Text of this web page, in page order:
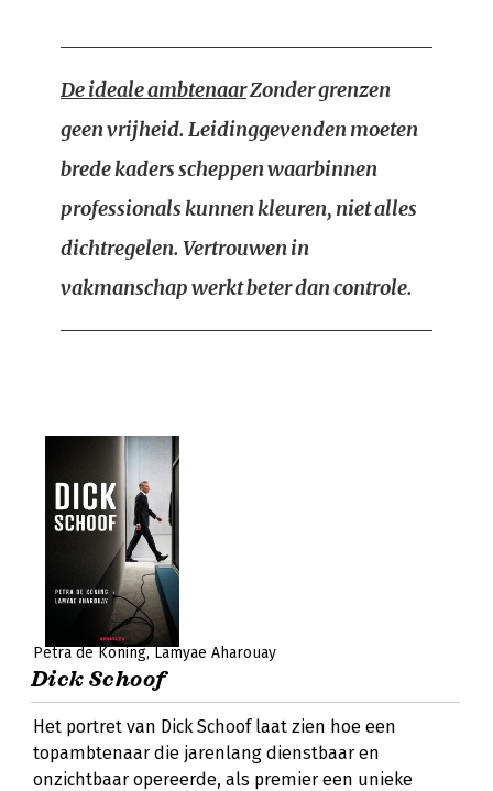
De ideale ambtenaarZonder grenzen
geen vrijheid. Leidinggevenden moeten
brede kaders scheppen waarbinnen
professionals kunnen kleuren, niet alles
dichtregelen. Vertrouwen in
vakmanschap werkt beter dan controle.
Petra de Koning Lamyae Aharouay
Dick Schoof
Het portret van Dick Schoof laat zien hoe een
topambtenaar die jarenlang dienstbaar en
onzichtbaar opereerde, als premier een unieke